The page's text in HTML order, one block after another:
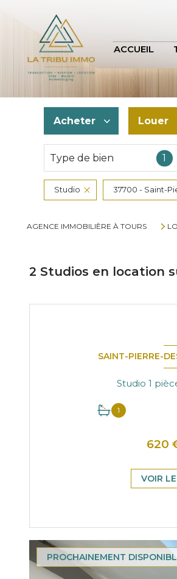
ACCUEIL
Acheter
De l'ancien
De l'immo pro
Louer
à
De
Type de bien 1
Studio 37700 - Saint-
AGENCE IMMOBILIÈRE À TOURS
2 Studios en location
SAINT-PIERRE-
1
620
VOIR
PROCHAINEMENT